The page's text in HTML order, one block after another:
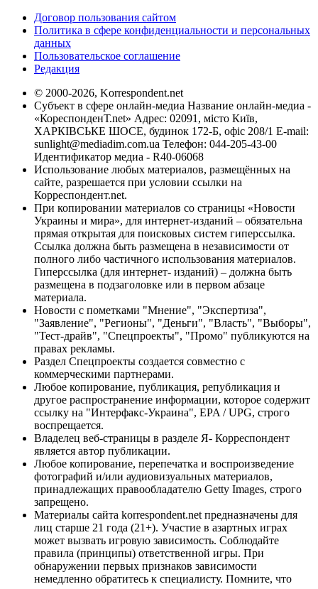
Договор пользования сайтом
Политика в сфере конфиденциальности и персональных
данных
Пользовательское соглашение
Редакция
© 2000-2026, Korrespondent.net
Субъект в сфере онлайн-медиа Название онлайн-медиа -
«КореспонденТ.net» Адрес: 02091, місто Київ,
ХАРКІВСЬКЕ ШОСЕ, будинок 172-Б, офіс 208/1 E-mail:
sunlight@mediadim.com.ua Телефон: 044-205-43-00
Идентификатор медиа - R40-06068
Использование любых материалов, размещённых на
сайте, разрешается при условии ссылки на
Корреспондент.net.
При копировании материалов со страницы «Новости
Украины и мира», для интернет-изданий – обязательна
прямая открытая для поисковых систем гиперссылка.
Ссылка должна быть размещена в независимости от
полного либо частичного использования материалов.
Гиперссылка (для интернет- изданий) – должна быть
размещена в подзаголовке или в первом абзаце
материала.
Новости с пометками "Мнение", "Экспертиза",
"Заявление", "Регионы", "Деньги", "Власть", "Выборы",
"Тест-драйв", "Спецпроекты", "Промо" публикуются на
правах рекламы.
Раздел Спецпроекты создается совместно с
коммерческими партнерами.
Любое копирование, публикация, републикация и
другое распространение информации, которое содержит
ссылку на "Интерфакс-Украина", EPA / UPG, строго
воспрещается.
Владелец веб-страницы в разделе Я- Корреспондент
является автор публикации.
Любое копирование, перепечатка и воспроизведение
фотографий и/или аудиовизуальных материалов,
принадлежащих правообладателю Getty Images, строго
запрещено.
Материалы сайта korrespondent.net предназначены для
лиц старше 21 года (21+). Участие в азартных играх
может вызвать игровую зависимость. Соблюдайте
правила (принципы) ответственной игры. При
обнаружении первых признаков зависимости
немедленно обратитесь к специалисту. Помните, что